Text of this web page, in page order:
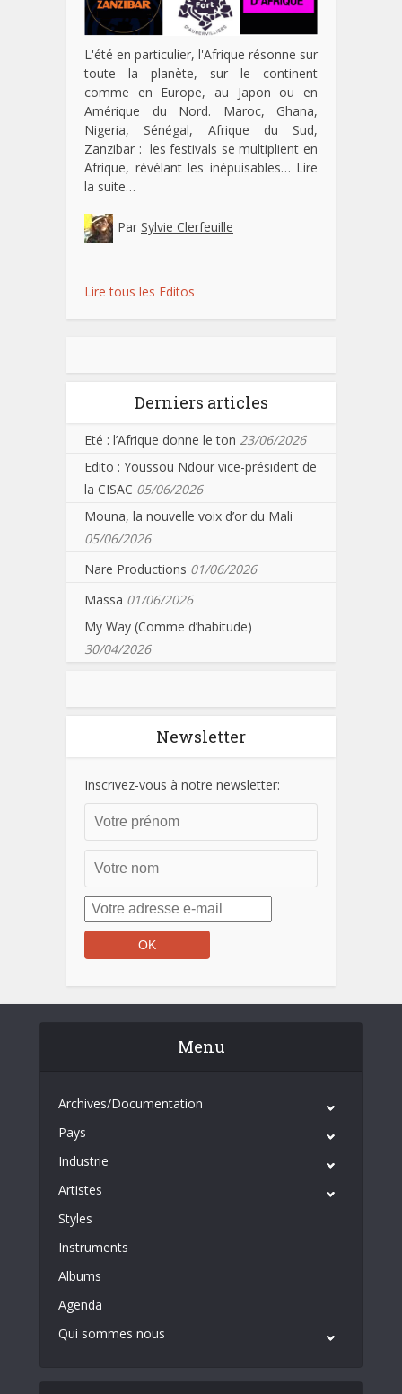
L'été en particulier, l'Afrique résonne sur
toute la planète, sur le continent
comme en Europe, au Japon ou en
Amérique du Nord. Maroc, Ghana,
Nigeria, Sénégal, Afrique du Sud,
Zanzibar : les festivals se multiplient en
Afrique, révélant les inépuisables… Lire
la suite…
Par Sylvie Clerfeuille
Lire tous les Editos
Derniers articles
Eté : l’Afrique donne le ton 23/06/2026
Edito : Youssou Ndour vice-président de
la CISAC 05/06/2026
Mouna, la nouvelle voix d’or du Mali
05/06/2026
Nare Productions 01/06/2026
Massa 01/06/2026
My Way (Comme d’habitude)
30/04/2026
Newsletter
Inscrivez-vous à notre newsletter:
Menu
Archives/Documentation
Pays
Industrie
Artistes
Styles
Instruments
Albums
Agenda
Qui sommes nous